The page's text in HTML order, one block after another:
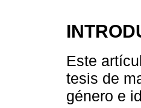
Este
tesis de
género e